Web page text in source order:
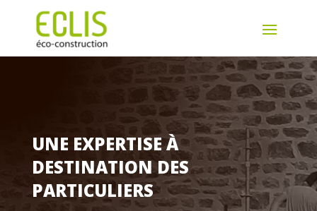
UNE EXPERTISE À
DESTINATION DES
PARTICULIERS